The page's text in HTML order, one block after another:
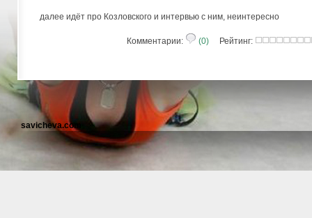
далее идёт про Козловского и интервью с ним, неинтересно
Комментарии: (0) Рейтинг:
savicheva.com